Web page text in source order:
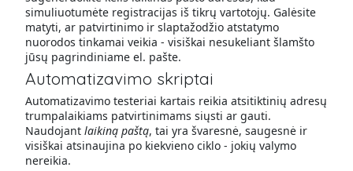
simuliuotumėte registracijas iš tikrų vartotojų. Galėsite
matyti, ar patvirtinimo ir slaptažodžio atstatymo
nuorodos tinkamai veikia - visiškai nesukeliant šlamšto
jūsų pagrindiniame el. pašte.
Automatizavimo skriptai
Automatizavimo testeriai kartais reikia atsitiktinių adresų
trumpalaikiams patvirtinimams siųsti ar gauti.
Naudojant laikiną paštą, tai yra švaresnė, saugesnė ir
visiškai atsinaujina po kiekvieno ciklo - jokių valymo
nereikia.